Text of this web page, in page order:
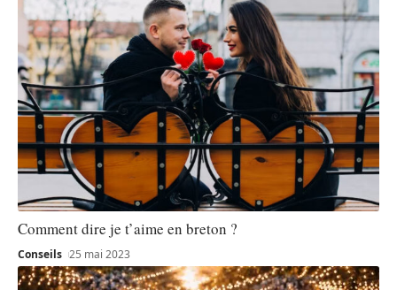
Comment dire je t’aime en breton ?
Conseils 25 mai 2023